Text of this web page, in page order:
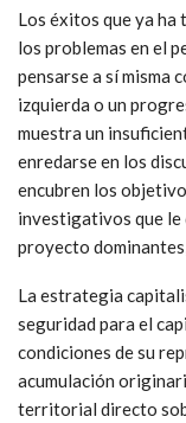
Los éxitos que ya ha
los problemas en el
pensarse a sí misma
izquierda o un
muestra un
enredarse en los
encubren los
investigativos que
proyecto
La estrategia
seguridad para el
condiciones de su
acumulación
territorial directo